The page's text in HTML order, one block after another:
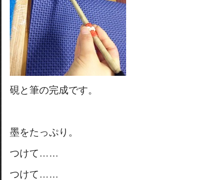
硯と筆の完成です。
墨をたっぷり。
つけて……
つけて……